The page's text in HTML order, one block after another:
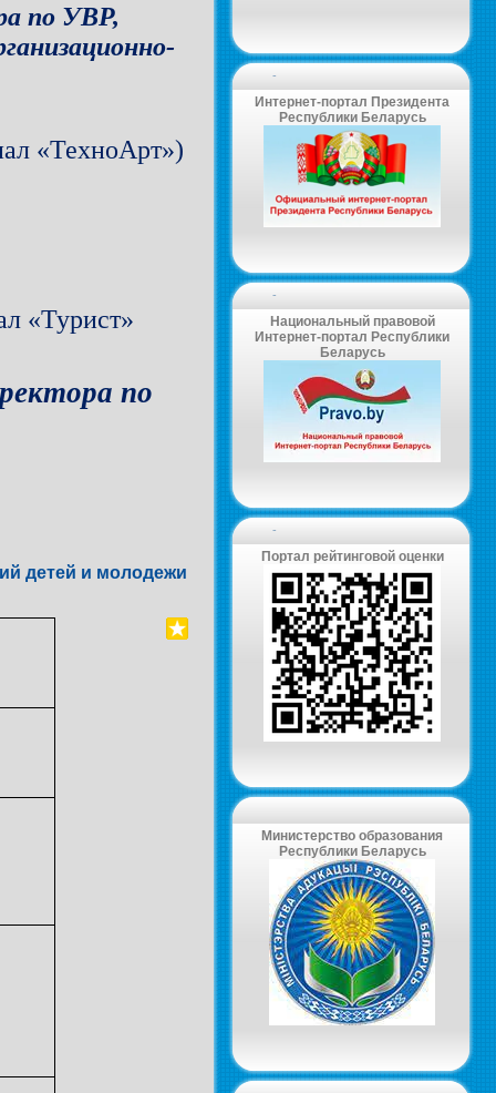
по УВР,
«ТехноАрт»)
«Турист»
по
детей и молодежи
-
Интернет-портал Президента
Республики Беларусь
-
Национальный правовой
Интернет-портал Республики
Беларусь
-
Портал рейтинговой оценки
Министерство образования
Республики Беларусь